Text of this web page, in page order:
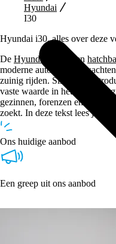
Hyundai
I30
Hyundai i30, alles over deze
De Hyundai i30 is een
moderne auto mag
zuinig rijden. Sinds zijn
vaste waarde in het
gezinnen, forenzen en
zoekt. In deze tekst lees je
Ons huidige aanbod
Een greep uit ons aanbod